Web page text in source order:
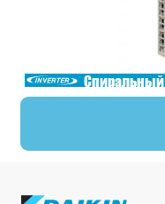
Спиральный